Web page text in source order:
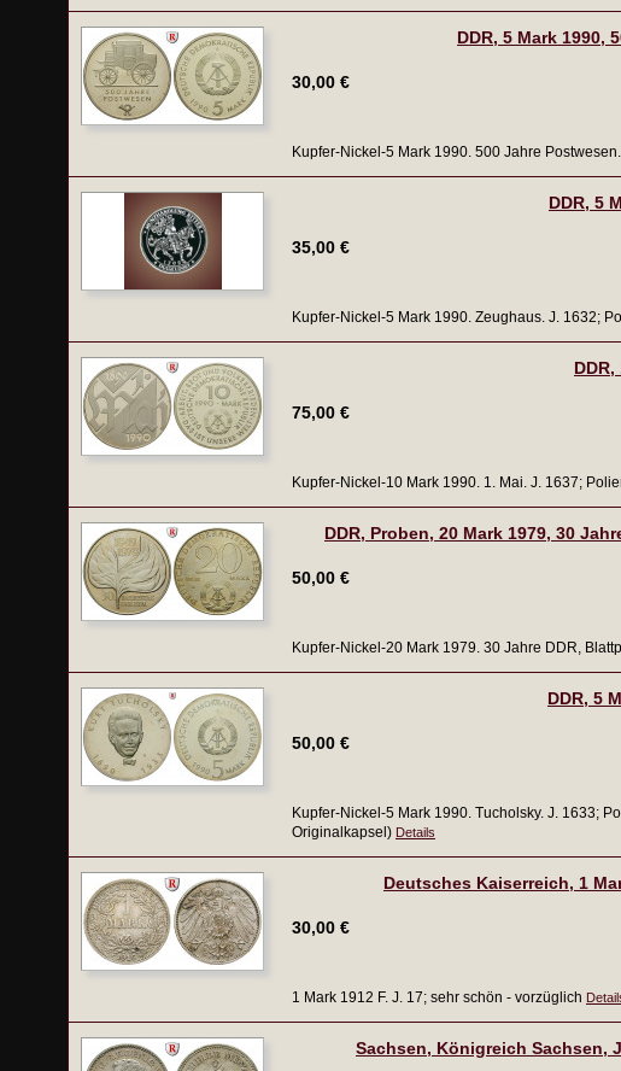
DDR, 5 Mark 1990,
30,00 €
Kupfer-Nickel-5 Mark 1990. 500 Jahre
DDR, 5
35,00 €
Kupfer-Nickel-5 Mark 1990. Zeughaus. J. 1632;
DDR,
75,00 €
Kupfer-Nickel-10 Mark 1990. 1. Mai. J. 1637;
DDR, Proben, 20 Mark 1979, 30
50,00 €
Kupfer-Nickel-20 Mark 1979. 30 Jahre DDR,
DDR, 5
50,00 €
Kupfer-Nickel-5 Mark 1990. Tucholsky. J. 1633;
Originalkapsel) Details
Deutsches Kaiserreich, 1
30,00 €
1 Mark 1912 F. J. 17; sehr schön - vorzüglich
Sachsen, Königreich Sachsen,